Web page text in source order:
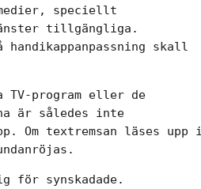
medier, speciellt
tillgängliga.
skall
TV-program eller de
är således inte
Om textremsan läses upp i
för synskadade.